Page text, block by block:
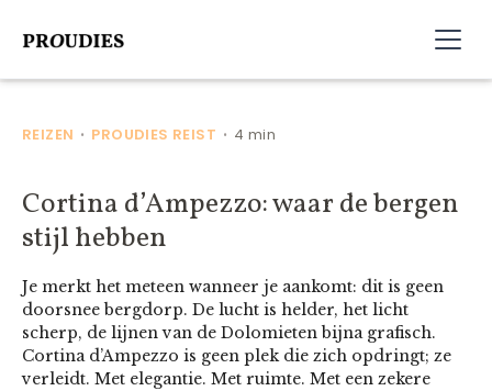
REIZEN • PROUDIES REIST • 4 min
Cortina d’Ampezzo: waar de bergen
stijl hebben
Je merkt het meteen wanneer je aankomt: dit is geen
doorsnee bergdorp. De lucht is helder, het licht
scherp, de lijnen van de Dolomieten bijna grafisch.
Cortina d’Ampezzo is geen plek die zich opdringt; ze
verleidt. Met elegantie. Met ruimte. Met een zekere